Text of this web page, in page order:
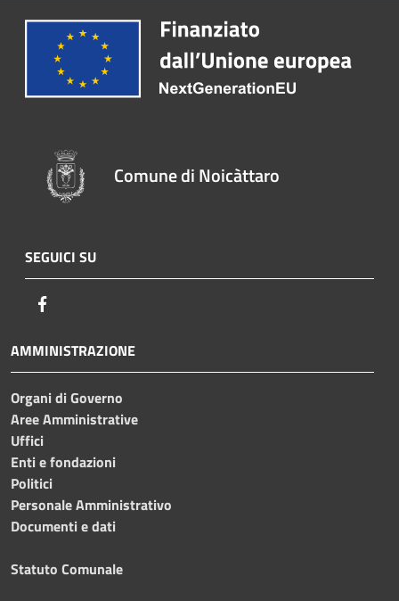
Comune di Noicàttaro
SEGUICI SU
AMMINISTRAZIONE
Organi di Governo
Aree Amministrative
Uffici
Enti e fondazioni
Politici
Personale Amministrativo
Documenti e dati
Statuto Comunale